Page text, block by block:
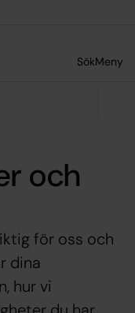
SökMeny
och
för oss och
dina
hur vi